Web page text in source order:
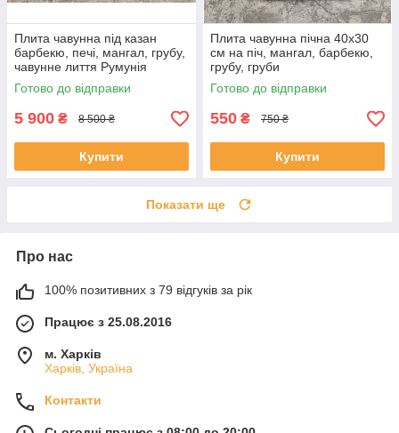
Плита чавунна під казан
барбекю, печі, мангал, грубу,
чавунне лиття Румунія
Готово до відправки
5 900 ₴ 8 500 ₴
Купити
Плита чавунна пічна 40х30
см на піч, мангал, барбекю,
грубу, груби
Готово до відправки
550 ₴ 750 ₴
Купити
Показати ще
Про нас
100% позитивних з 79 відгуків за рік
Працює з 25.08.2016
м. Харків
Харків, Україна
Контакти